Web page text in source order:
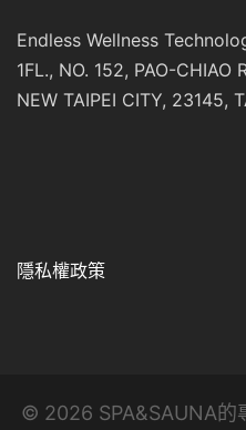
Endless Wellness
1FL., NO. 152, PAO-CHIAO
NEW TAIPEI CITY, 23145,
隱私權政策
© 2026 SPA&SAUNA